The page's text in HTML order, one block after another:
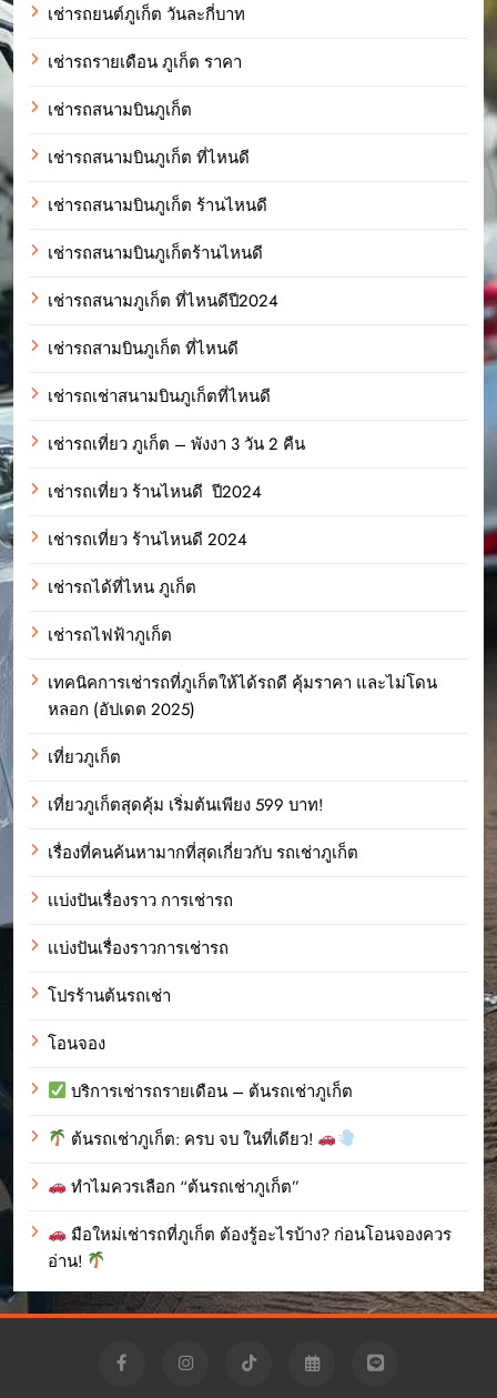
เช่ารถยนต์ภูเก็ต วันละกี่บาท
เช่ารถรายเดือน ภูเก็ต ราคา
เช่ารถสนามบินภูเก็ต
เช่ารถสนามบินภูเก็ต ที่ไหนดี
เช่ารถสนามบินภูเก็ต ร้านไหนดี
เช่ารถสนามบินภูเก็ตร้านไหนดี
เช่ารถสนามภูเก็ต ที่ไหนดีปี2024
เช่ารถสามบินภูเก็ต ที่ไหนดี
เช่ารถเช่าสนามบินภูเก็ตที่ไหนดี
เช่ารถเที่ยว ภูเก็ต – พังงา 3 วัน 2 คืน
เช่ารถเที่ยว ร้านไหนดี ปี2024
เช่ารถเที่ยว ร้านไหนดี 2024
เช่ารถได้ที่ไหน ภูเก็ต
เช่ารถไฟฟ้าภูเก็ต
เทคนิคการเช่ารถที่ภูเก็ตให้ได้รถดี คุ้มราคา และไม่โดน
หลอก (อัปเดต 2025)
เที่ยวภูเก็ต
เที่ยวภูเก็ตสุดคุ้ม เริ่มต้นเพียง 599 บาท!
เรื่องที่คนค้นหามากที่สุดเกี่ยวกับ รถเช่าภูเก็ต
เเบ่งปันเรื่องราว การเช่ารถ
เเบ่งปันเรื่องราวการเช่ารถ
โปรร้านต้นรถเช่า
โอนจอง
บริการเช่ารถรายเดือน – ต้นรถเช่าภูเก็ต
ต้นรถเช่าภูเก็ต: ครบ จบ ในที่เดียว!
ทำไมควรเลือก “ต้นรถเช่าภูเก็ต”
มือใหม่เช่ารถที่ภูเก็ต ต้องรู้อะไรบ้าง? ก่อนโอนจองควร
อ่าน!